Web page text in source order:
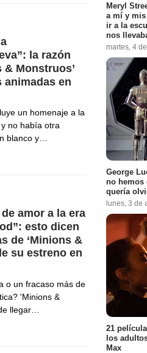
la razón
& Monstruos’
animadas en
un homenaje a la
no había otra
blanco y…
amor a la era
esto dicen
de ‘Minions &
su estreno en
o un fracaso más de
'Minions &
llegar…
Meryl
a mí y mis
ir a la
nos
martes, 4
George
no hemos
quería
lunes, 3 de
21
los
Max